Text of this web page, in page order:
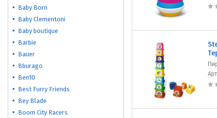
Baby Born
Baby Clementoni
Baby boutique
Barbie
Bauer
Bburago
Ben10
Best Furry Friends
Bey Blade
Boom City Racers